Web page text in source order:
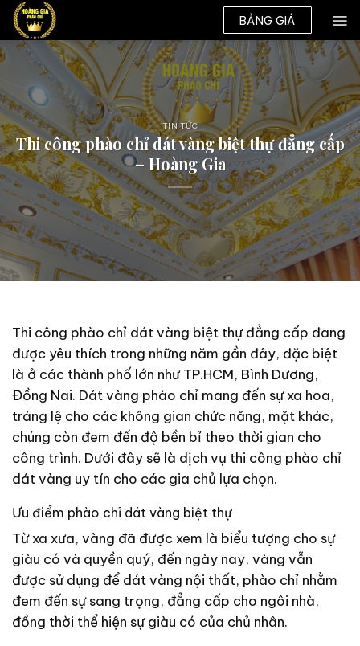
Skip
content
BẢNG GIÁ
TIN TỨC
Thi công phào chỉ dát vàng biệt thự đẳng cấp
– Hoàng Gia
Thi công phào chỉ dát vàng biệt thự đẳng cấp đang
được yêu thích trong những năm gần đây, đặc biệt
là ở các thành phố lớn như TP.HCM, Bình Dương,
Đồng Nai. Dát vàng phào chỉ mang đến sự xa hoa,
tráng lệ cho các không gian chức năng, mặt khác,
chúng còn đem đến độ bền bỉ theo thời gian cho
công trình. Dưới đây sẽ là dịch vụ thi công phào chỉ
dát vàng uy tín cho các gia chủ lựa chọn.
Ưu điểm phào chỉ dát vàng biệt thự
Từ xa xưa, vàng đã được xem là biểu tượng cho sự
giàu có và quyền quý, đến ngày nay, vàng vẫn
được sử dụng để dát vàng nội thất, phào chỉ nhằm
đem đến sự sang trọng, đẳng cấp cho ngôi nhà,
đồng thời thể hiện sự giàu có của chủ nhân.